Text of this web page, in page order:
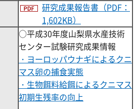
研究成果報告書（PDF：
1,602KB）
○平成30年度山梨県水産技術
センター試験研究成果情報
・ヨーロッパウナギによるクニ
マス卵の捕食実態
・生物餌料給餌によるクニマス
初期生残率の向上